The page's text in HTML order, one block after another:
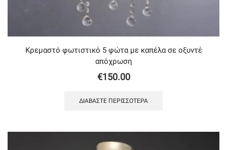
Κρεμαστό φωτιστικό 5 φώτα με καπέλα σε οξυντέ
απόχρωση
€150.00
ΔΙΑΒΆΣΤΕ ΠΕΡΙΣΣΌΤΕΡΑ